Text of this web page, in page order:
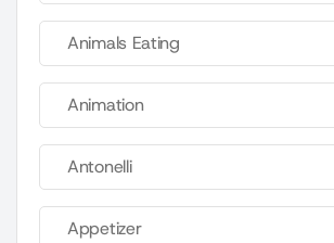
Animals Eating
Animation
Antonelli
Appetizer